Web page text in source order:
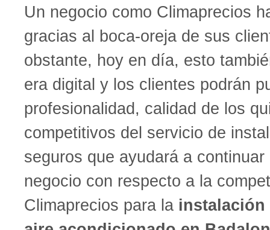
Un negocio como Climaprecios
gracias al boca-oreja de sus
obstante, hoy en día, esto
era digital y los clientes podrán
profesionalidad, calidad de los
competitivos del servicio de
seguros que ayudará a
negocio con respecto a la
Climaprecios para la instalación